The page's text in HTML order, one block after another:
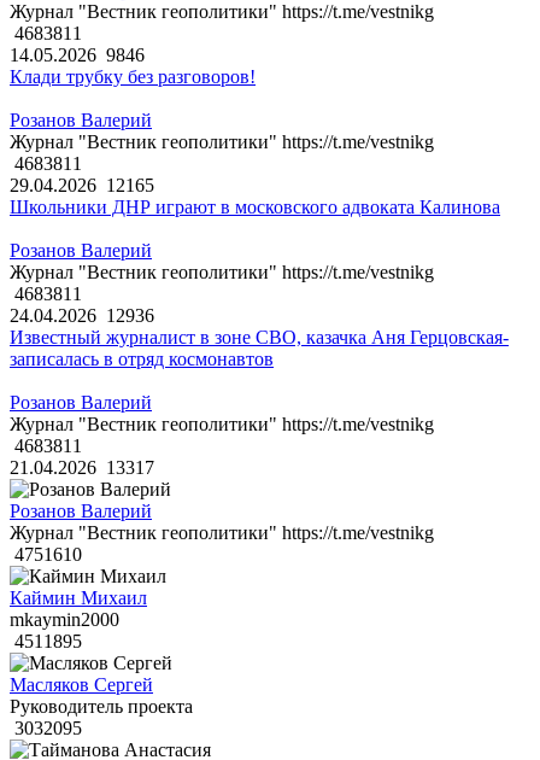
Журнал "Вестник геополитики" https://t.me/vestnikg
4683811
14.05.2026 9846
Клади трубку без разговоров!
Розанов Валерий
Журнал "Вестник геополитики" https://t.me/vestnikg
4683811
29.04.2026 12165
Школьники ДНР играют в московского адвоката Калинова
Розанов Валерий
Журнал "Вестник геополитики" https://t.me/vestnikg
4683811
24.04.2026 12936
Известный журналист в зоне СВО, казачка Аня Герцовская-
записалась в отряд космонавтов
Розанов Валерий
Журнал "Вестник геополитики" https://t.me/vestnikg
4683811
21.04.2026 13317
Розанов Валерий
Журнал "Вестник геополитики" https://t.me/vestnikg
4751610
Каймин Михаил
mkaymin2000
4511895
Масляков Сергей
Руководитель проекта
3032095